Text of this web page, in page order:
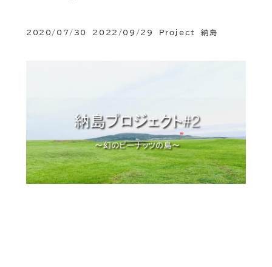
2020/07/30
2022/09/29 カテゴリー
Project カテゴリー
納島